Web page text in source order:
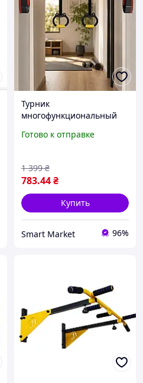
Турник
многофункциональный
Тренажер для спины, рук
Готово к отправке
783.44₴
1 399 ₴
Купить
Smart Market 96%